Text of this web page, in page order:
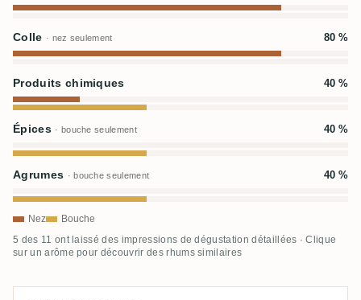
Colle · nez seulement 80 %
Produits chimiques 40 %
Épices · bouche seulement 40 %
Agrumes · bouche seulement 40 %
Nez Bouche
5 des 11 ont laissé des impressions de dégustation détaillées · Clique
sur un arôme pour découvrir des rhums similaires